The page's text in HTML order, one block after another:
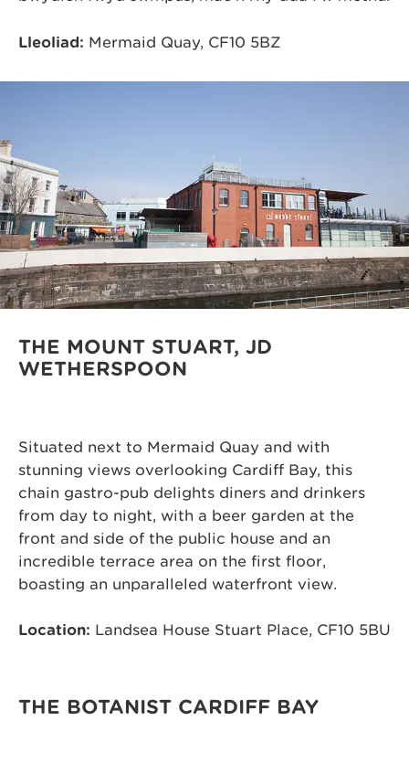
Lleoliad: Mermaid Quay, CF10 5BZ
THE MOUNT STUART, JD
WETHERSPOON
Situated next to Mermaid Quay and with
stunning views overlooking Cardiff Bay, this
chain gastro-pub delights diners and drinkers
from day to night, with a beer garden at the
front and side of the public house and an
incredible terrace area on the first floor,
boasting an unparalleled waterfront view.
Location: Landsea House Stuart Place, CF10 5BU
THE BOTANIST CARDIFF BAY